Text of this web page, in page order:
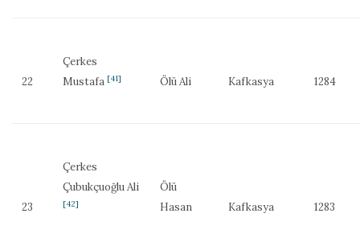
22
Çerkes
Mustafa [41] Ölü Ali Kafkasya 1284
23
Çerkes
Çubukçuoğlu Ali
[42]
Ölü
Hasan
Kafkasya 1283